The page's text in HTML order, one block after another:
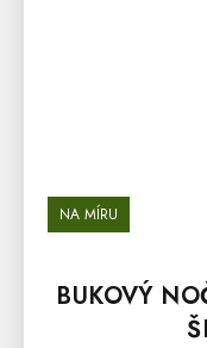
NA MÍRU
BUKOVÝ